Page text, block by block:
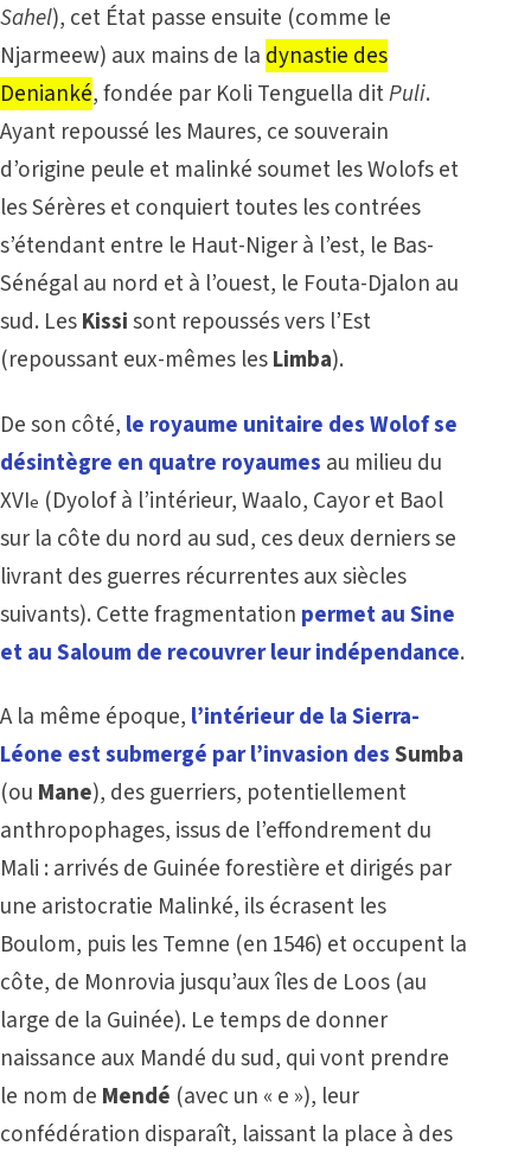
Sahel), cet État passe ensuite (comme le
Njarmeew) aux mains de la dynastie des
Denianké, fondée par Koli Tenguella ditPuli.
Ayant repoussé les Maures, ce souverain
d’origine peule et malinké soumet les Wolofs et
les Sérères et conquiert toutes les contrées
s’étendant entre le Haut-Niger à l’est, le Bas-
Sénégal au nord et à l’ouest, le Fouta-Djalon au
sud. LesKissisont repoussés vers l’Est
(repoussant eux-mêmes lesLimba).
De son côté, le royaume unitaire des Wolof se
désintègre en quatre royaumes au milieu du
XVIe (Dyolof à l’intérieur, Waalo, Cayor et Baol
sur la côte du nord au sud, ces deux derniers se
livrant des guerres récurrentes aux siècles
suivants). Cette fragmentation permet au Sine
et au Saloum de recouvrer leur indépendance.
A la même époque, l’intérieur de la Sierra-
Léone est submergé par l’invasion desSumba
(ou Mane), des guerriers, potentiellement
anthropophages, issus de l’effondrement du
Mali : arrivés de Guinée forestière et dirigés par
une aristocratie Malinké, ils écrasent les
Boulom, puis les Temne (en 1546) et occupent la
côte, de Monrovia jusqu’aux îles de Loos (au
large de la Guinée). Le temps de donner
naissance aux Mandé du sud, qui vont prendre
le nom de Mendé (avec un « e »), leur
confédération disparaît, laissant la place à des